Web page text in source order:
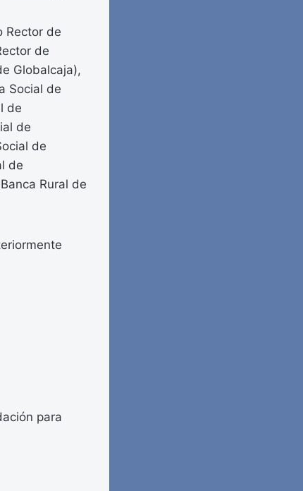
Rector de
de
Globalcaja),
Social de
de
de
de
de
Rural de
para